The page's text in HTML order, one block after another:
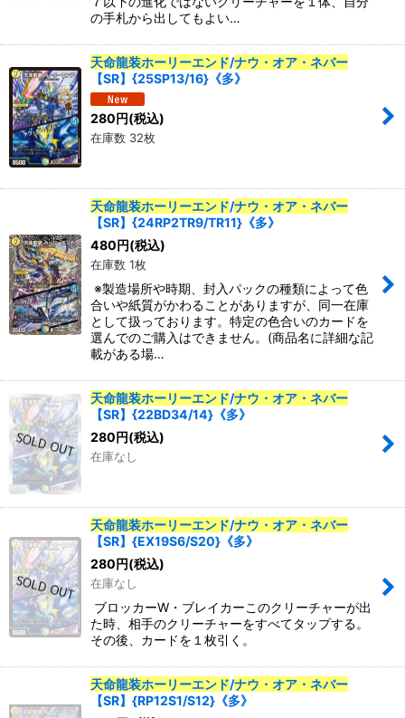
の手札から出してもよい…
天命龍装ホーリーエンド/ナウ・オア・ネバー
【SR】{25SP13/16}《多》
280円(税込)
在庫数 32枚
天命龍装ホーリーエンド/ナウ・オア・ネバー
【SR】{24RP2TR9/TR11}《多》
480円(税込)
在庫数 1枚
※製造場所や時期、封入パックの種類によって色
合いや紙質がかわることがありますが、同一在庫
として扱っております。特定の色合いのカードを
選んでのご購入はできません。(商品名に詳細な記
載がある場…
天命龍装ホーリーエンド/ナウ・オア・ネバー
【SR】{22BD34/14}《多》
280円(税込)
在庫なし
天命龍装ホーリーエンド/ナウ・オア・ネバー
【SR】{EX19S6/S20}《多》
280円(税込)
在庫なし
ブロッカーW・ブレイカーこのクリーチャーが出
た時、相手のクリーチャーをすべてタップする。
その後、カードを１枚引く。
天命龍装ホーリーエンド/ナウ・オア・ネバー
【SR】{RP12S1/S12}《多》